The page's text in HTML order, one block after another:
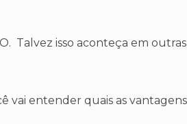
Talvez isso aconteça em
vai entender quais as